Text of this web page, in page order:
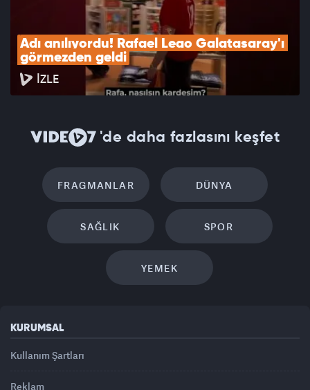
Adı anılıyordu! Rafael Leao Galatasaray'ı
görmezden geldi
İZLE
'de daha fazlasını keşfet
FRAGMANLAR DÜNYA
SAĞLIK SPOR
YEMEK
KURUMSAL
Kullanım Şartları
Reklam